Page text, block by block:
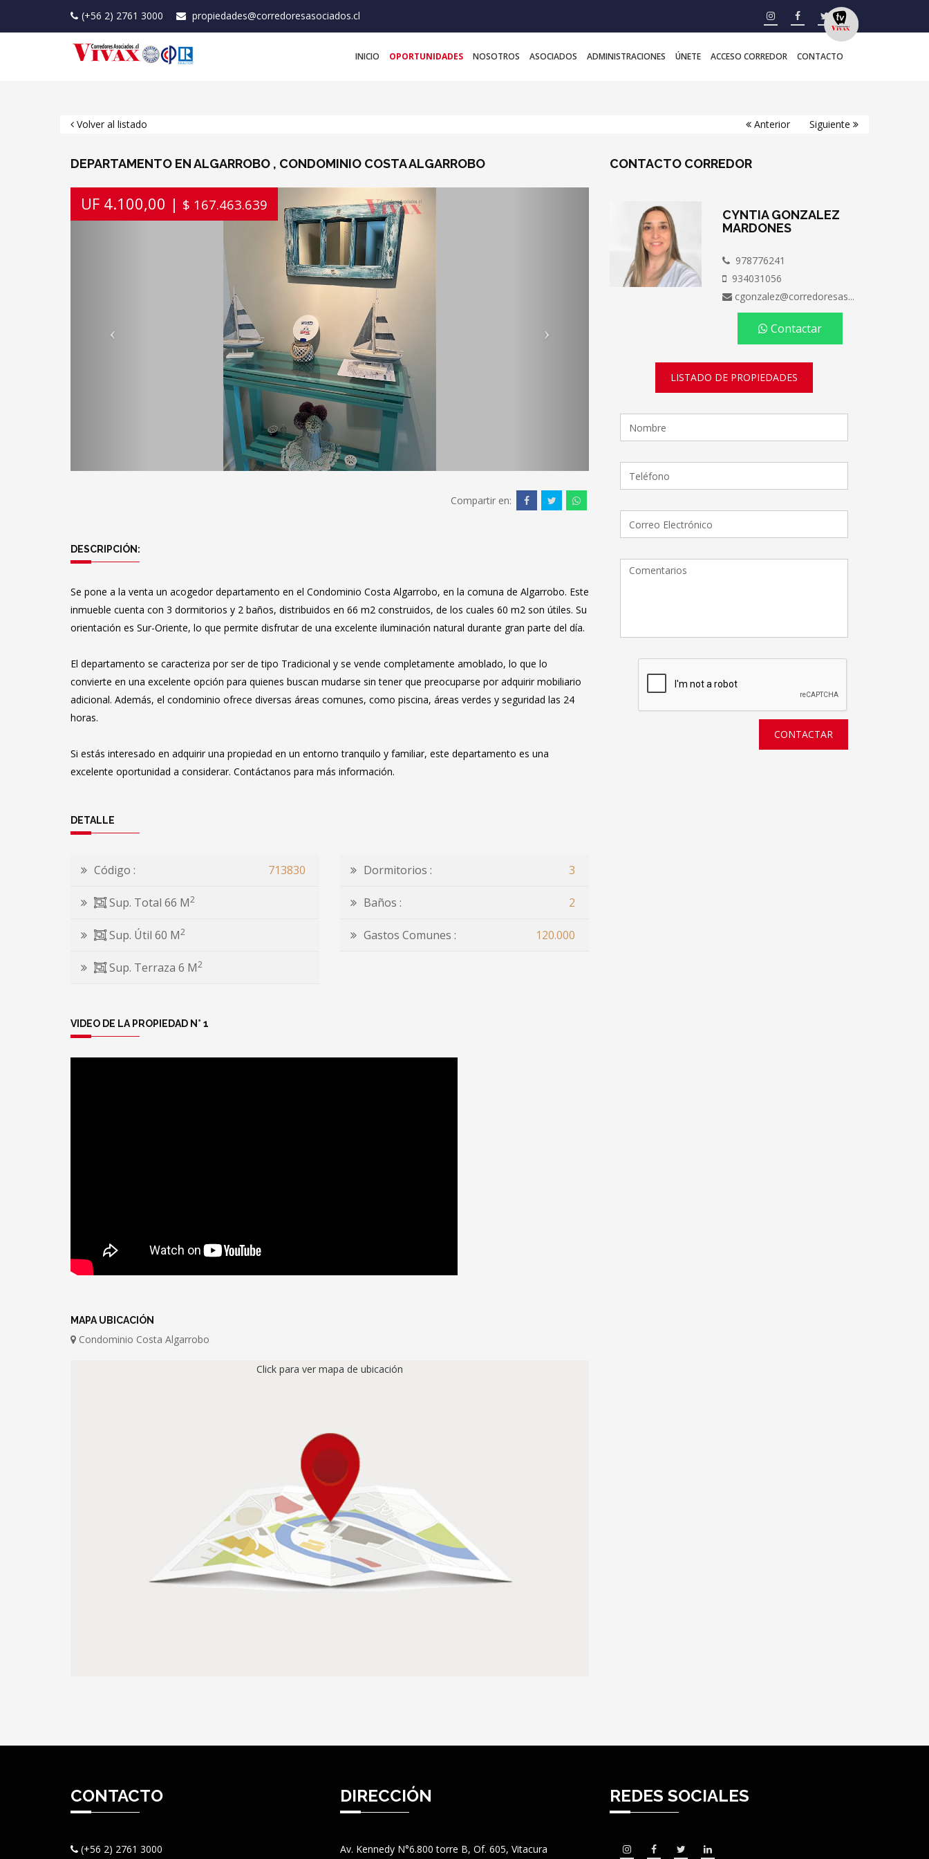
(+56 2) 2761 3000 propiedades@corredoresasociados.cl
INICIO OPORTUNIDADES NOSOTROS ASOCIADOS ADMINISTRACIONES ÚNETE ACCESO CORREDOR CONTACTO
Volver al listado Anterior Siguiente
DEPARTAMENTO EN ALGARROBO , CONDOMINIO COSTA ALGARROBO
UF 4.100,00 | $ 167.463.639
Previous
Compartir en:
DESCRIPCIÓN:
Se pone a la venta un acogedor departamento en el Condominio Costa Algarrobo, en la comuna de Algarrobo. Este
inmueble cuenta con 3 dormitorios y 2 baños, distribuidos en 66 m2 construidos, de los cuales 60 m2 son útiles. Su
orientación es Sur-Oriente, lo que permite disfrutar de una excelente iluminación natural durante gran parte del día.
El departamento se caracteriza por ser de tipo Tradicional y se vende completamente amoblado, lo que lo
convierte en una excelente opción para quienes buscan mudarse sin tener que preocuparse por adquirir mobiliario
adicional. Además, el condominio ofrece diversas áreas comunes, como piscina, áreas verdes y seguridad las 24
horas.
Si estás interesado en adquirir una propiedad en un entorno tranquilo y familiar, este departamento es una
excelente oportunidad a considerar. Contáctanos para más información.
DETALLE
Código : 713830
Sup. Total 66 M2
Sup. Útil 60 M2
Sup. Terraza 6 M2
Dormitorios : 3
Baños : 2
Gastos Comunes : 120.000
VIDEO DE LA PROPIEDAD N° 1
MAPA UBICACIÓN
Condominio Costa Algarrobo
Click para ver mapa de ubicación
CONTACTO CORREDOR
CYNTIA GONZALEZ
MARDONES
978776241
934031056
cgonzalez@corredoresas...
Contactar
LISTADO DE PROPIEDADES
CONTACTAR
CONTACTO
(+56 2) 2761 3000
DIRECCIÓN
Av. Kennedy N°6.800 torre B, Of. 605, Vitacura
REDES SOCIALES